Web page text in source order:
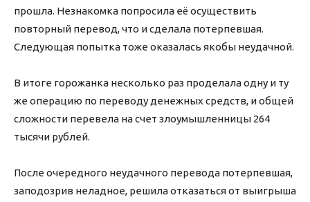
прошла. Незнакомка попросила её осуществить
повторный перевод, что и сделала потерпевшая.
Следующая попытка тоже оказалась якобы неудачной.
В итоге горожанка несколько раз проделала одну и ту
же операцию по переводу денежных средств, и общей
сложности перевела на счет злоумышленницы 264
тысячи рублей.
После очередного неудачного перевода потерпевшая,
заподозрив неладное, решила отказаться от выигрыша